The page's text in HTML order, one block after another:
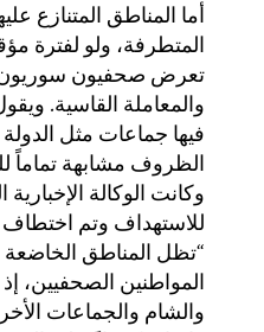
أما المناطق المتنازع
المتطرفة، ولو لفترة
تعرض صحفيون
والمعاملة القاسية.
فيها جماعات مثل
الظروف مشابهة تماماً
وكانت الوكالة
للاستهداف وتم اختطاف
“تظل المناطق
المواطنين الصحفيين،
والشام والجماعات